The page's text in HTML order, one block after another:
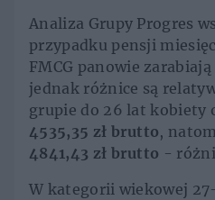
Analiza Grupy Progres
przypadku pensji
FMCG panowie
jednak różnice są
grupie do 26 lat kobiety
4535,35 zł brutto,
4841,43 zł brutto -
W kategorii wiekowej